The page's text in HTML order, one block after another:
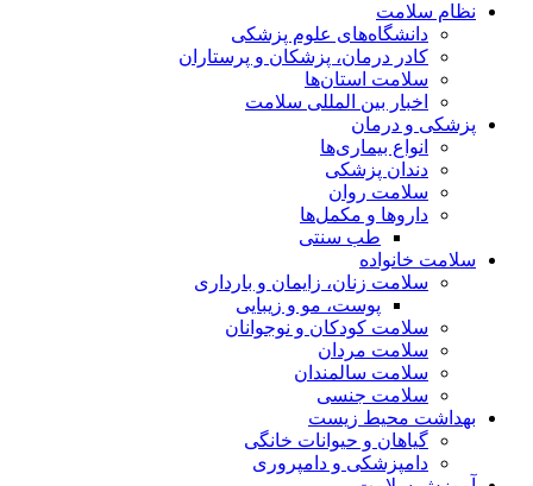
نظام سلامت
دانشگاه‌های علوم پزشکی
کادر درمان، پزشکان و پرستاران
سلامت استان‌ها
اخبار بین المللی سلامت
پزشکی و درمان
انواع بیماری‌ها
دندان پزشکی
سلامت روان
داروها و مکمل‌ها
طب سنتی
سلامت خانواده
سلامت زنان، زایمان و بارداری
پوست، مو و زیبایی
سلامت کودکان و نوجوانان
سلامت مردان
سلامت سالمندان
سلامت جنسی
بهداشت محیط زیست
گیاهان و حیوانات خانگی
دامپزشکی و دامپروری